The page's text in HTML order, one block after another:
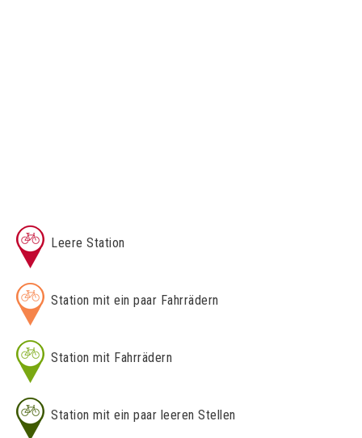
Leere Station
Station mit ein paar Fahrrädern
Station mit Fahrrädern
Station mit ein paar leeren Stellen